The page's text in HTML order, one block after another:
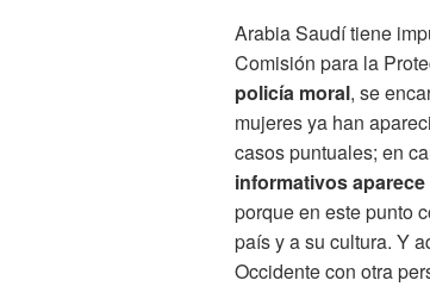
Arabia Saudí tiene
Comisión para la
policía moral, se
mujeres ya han
casos puntuales; en
informativos
porque en este punto
país y a su cultura. Y
Occidente con otra